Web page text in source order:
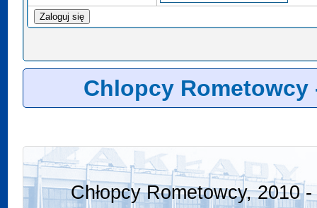
Chlopcy Rometowcy
Chłopcy Rometowcy, 2010